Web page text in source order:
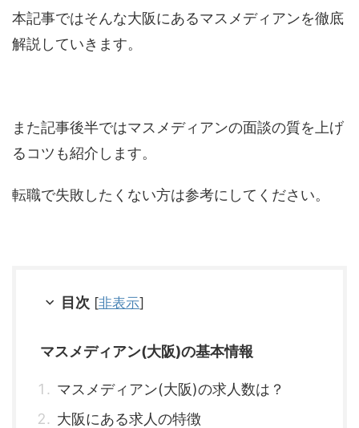
本記事ではそんな大阪にあるマスメディアンを徹底
解説していきます。
また記事後半ではマスメディアンの面談の質を上げ
るコツも紹介します。
転職で失敗したくない方は参考にしてください。
目次 [非表示]
マスメディアン(大阪)の基本情報
マスメディアン(大阪)の求人数は？
大阪にある求人の特徴